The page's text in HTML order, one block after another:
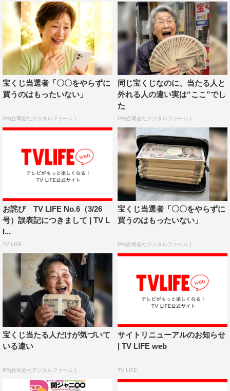
宝くじ当選者「〇〇をやらずに
買うのはもったいない」
PR(合同会社デジタルファーム )
同じ宝くじなのに、当たる人と
外れる人の違い実は“ここ”でし
た
PR(合同会社デジタルファーム )
お詫び TV LIFE No.6（3/26
号）誤表記につきまして | TV L
I...
TV LIFE
宝くじ当選者「〇〇をやらずに
買うのはもったいない」
PR(合同会社デジタルファーム )
宝くじ当たる人だけが気づいて
いる違い
PR(合同会社デジタルファーム )
サイトリニューアルのお知らせ
| TV LIFE web
TV LIFE